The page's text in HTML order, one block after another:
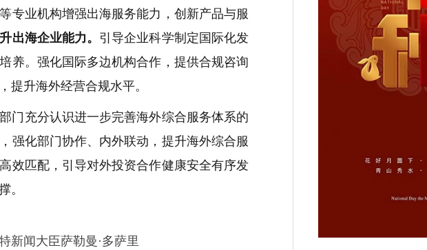
专业机构增强出海服务能力，创新产品与服
出海企业能力。 引导企业科学制定国际化发
养。强化国际多边机构合作，提供合规咨询
提升海外经营合规水平。
门充分认识进一步完善海外综合服务体系的
强化部门协作、内外联动，提升海外综合服
效匹配，引导对外投资合作健康安全有序发
。
新闻大臣萨勒曼·多萨里